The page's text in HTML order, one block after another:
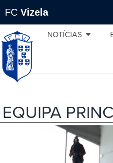
FC Vizela
NOTÍCIAS
EQUIPA